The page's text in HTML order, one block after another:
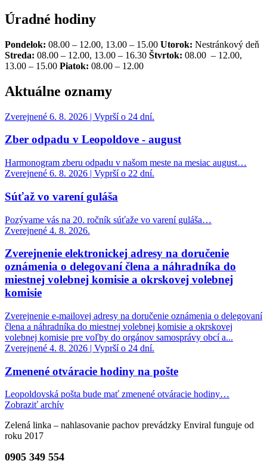
Úradné hodiny
Pondelok: 08.00 – 12.00, 13.00 – 15.00 Utorok: Nestránkový deň
Streda: 08.00 – 12.00, 13.00 – 16.30 Štvrtok: 08.00 – 12.00,
13.00 – 15.00 Piatok: 08.00 – 12.00
Aktuálne oznamy
Zverejnené 6. 8. 2026 | Vyprší o 24 dní.
Zber odpadu v Leopoldove - august
Harmonogram zberu odpadu v našom meste na mesiac august…
Zverejnené 6. 8. 2026 | Vyprší o 22 dní.
Súťaž vo varení guláša
Pozývame vás na 20. ročník súťaže vo varení guláša…
Zverejnené 4. 8. 2026.
Zverejnenie elektronickej adresy na doručenie
oznámenia o delegovaní člena a náhradníka do
miestnej volebnej komisie a okrskovej volebnej
komisie
Zverejnenie e-mailovej adresy na doručenie oznámenia o delegovaní
člena a náhradníka do miestnej volebnej komisie a okrskovej
volebnej komisie pre voľby do orgánov samosprávy obcí a...
Zverejnené 4. 8. 2026 | Vyprší o 24 dní.
Zmenené otváracie hodiny na pošte
Leopoldovská pošta bude mať zmenené otváracie hodiny…
Zobraziť archív
Zelená linka – nahlasovanie pachov prevádzky Enviral funguje od
roku 2017
0905 349 554